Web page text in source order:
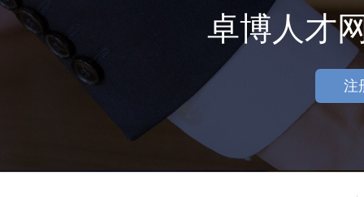
卓博人才
注